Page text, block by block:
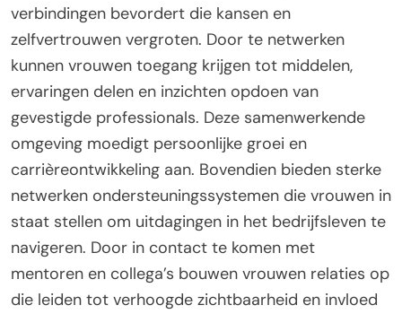
verbindingen bevordert die kansen en
zelfvertrouwen vergroten. Door te netwerken
kunnen vrouwen toegang krijgen tot middelen,
ervaringen delen en inzichten opdoen van
gevestigde professionals. Deze samenwerkende
omgeving moedigt persoonlijke groei en
carrièreontwikkeling aan. Bovendien bieden sterke
netwerken ondersteuningssystemen die vrouwen in
staat stellen om uitdagingen in het bedrijfsleven te
navigeren. Door in contact te komen met
mentoren en collega’s bouwen vrouwen relaties op
die leiden tot verhoogde zichtbaarheid en invloed